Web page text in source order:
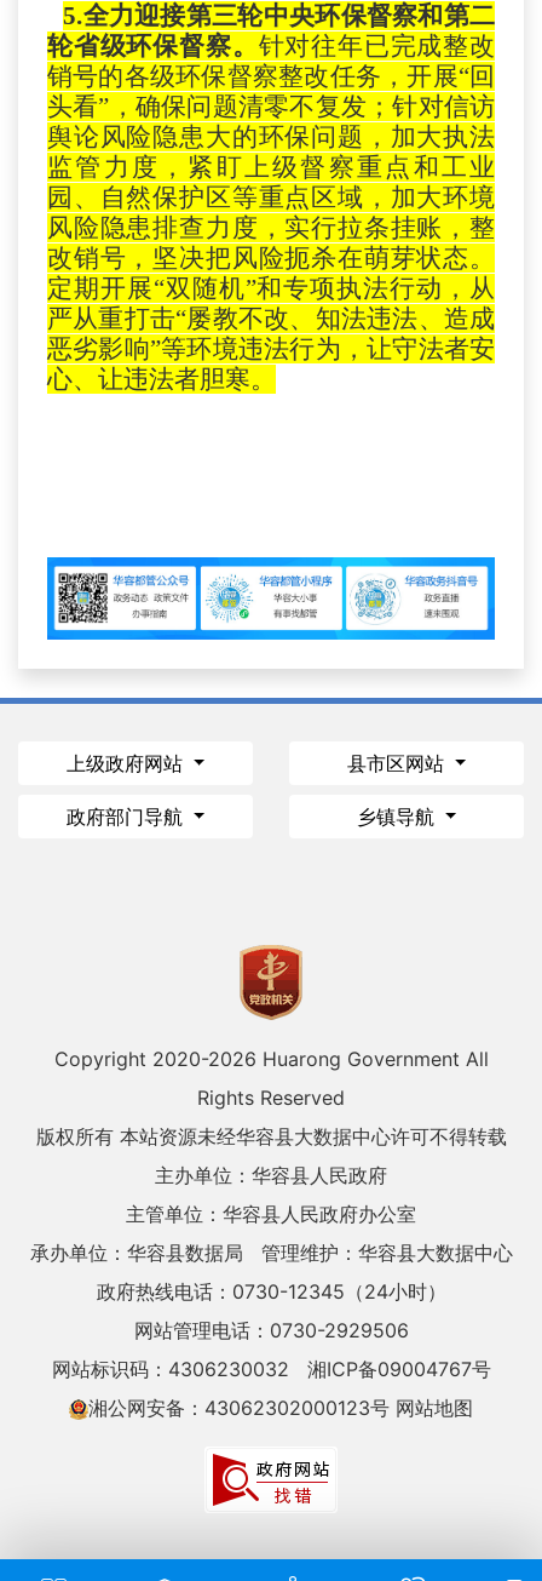
5.全力迎接第三轮中央环保督察和第二
轮省级环保督察。 针对往年已完成整改
销号的各级环保督察整改任务，开展“回
头看”，确保问题清零不复发；针对信访
舆论风险隐患大的环保问题，加大执法
监管力度， 紧盯上级督察重点 和工业
园 、自然保护区等重点区域，加大环境
风险隐患排查力度，实行拉条挂账，整
改销号，坚决把风险扼杀在萌芽状态。
定期开展“双随机”和专项执法行动，从
严从重打击“屡教不改、知法违法、造成
恶劣影响”等环境违法行为，让守法者安
心、让违法者胆寒。
上级政府网站 县市区网站
政府部门导航 乡镇导航
Copyright 2020-2026 Huarong Government All
Rights Reserved
版权所有 本站资源未经华容县大数据中心许可不得转载
主办单位：华容县人民政府
主管单位：华容县人民政府办公室
承办单位：华容县数据局
管理维护：华容县大数据中心
政府热线电话：0730-12345（24小时）
网站管理电话：0730-2929506
网站标识码：4306230032
湘ICP备09004767号
湘公网安备：43062302000123号 网站地图